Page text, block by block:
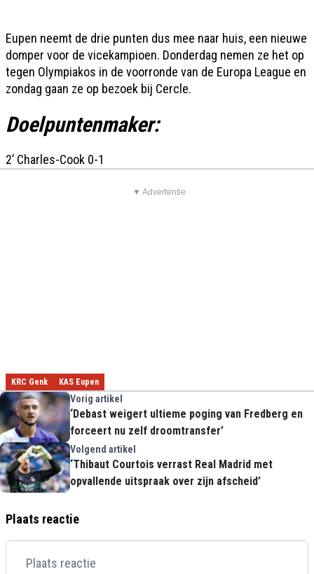
Eupen neemt de drie punten dus mee naar huis, een nieuwe
domper voor de vicekampioen. Donderdag nemen ze het op
tegen Olympiakos in de voorronde van de Europa League en
zondag gaan ze op bezoek bij Cercle.
Doelpuntenmaker:
2’ Charles-Cook 0-1
▼ Advertentie
KRC Genk KAS Eupen
Vorig artikel
‘Debast weigert ultieme poging van Fredberg en
forceert nu zelf droomtransfer’
Volgend artikel
‘Thibaut Courtois verrast Real Madrid met
opvallende uitspraak over zijn afscheid’
Plaats reactie